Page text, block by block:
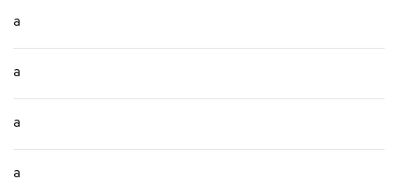
a
a
a
a